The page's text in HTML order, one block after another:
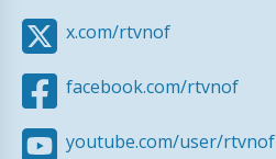
x.com/rtvnof
facebook.com/rtvnof
youtube.com/user/rtvnof